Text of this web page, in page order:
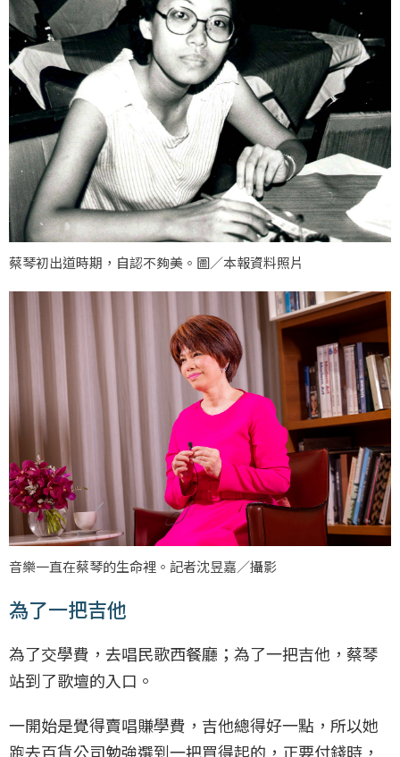
蔡琴初出道時期，自認不夠美。圖／本報資料照片
音樂一直在蔡琴的生命裡。記者沈昱嘉／攝影
為了一把吉他
為了交學費，去唱民歌西餐廳；為了一把吉他，蔡琴
站到了歌壇的入口。
一開始是覺得賣唱賺學費，吉他總得好一點，所以她
跑去百貨公司勉強選到一把買得起的，正要付錢時，